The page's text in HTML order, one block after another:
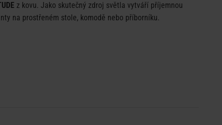
z kovu. Jako skutečný zdroj světla vytváří příjemnou
na prostřeném stole, komodě nebo příborníku.